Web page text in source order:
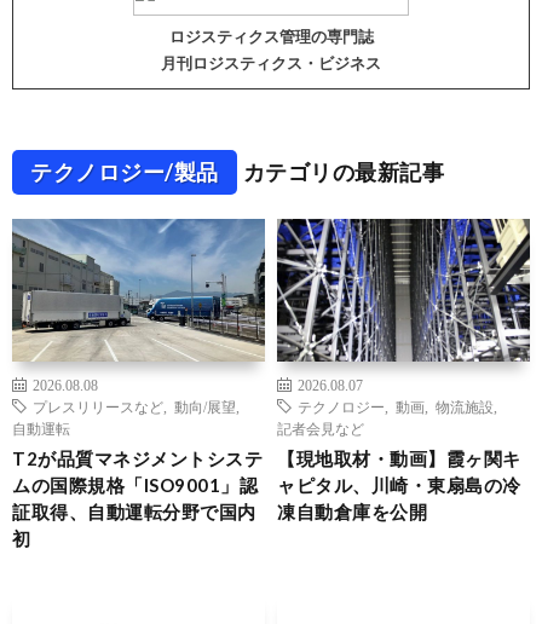
ロジスティクス管理の専門誌
月刊ロジスティクス・ビジネス
テクノロジー/製品 カテゴリの最新記事
2026.08.08
プレスリリースなど
動向/展望
自動運転
T2が品質マネジメントシステ
ムの国際規格「ISO9001」認
証取得、自動運転分野で国内
初
2026.08.07
テクノロジー
動画 物流施設
記者会見など
【現地取材・動画】霞ヶ関キ
ャピタル、川崎・東扇島の冷
凍自動倉庫を公開